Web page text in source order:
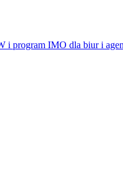
i program IMO dla biur i